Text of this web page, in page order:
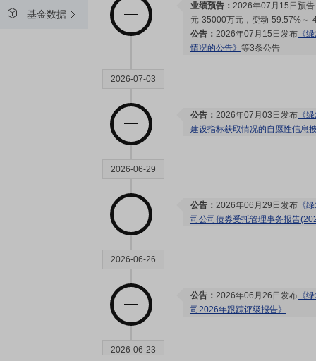
基金数据
业绩预告： 2026年07月15日预
元-35000万元，变动-59.57%～-
公告： 2026年07月15日发布 《
情况的公告》 等3条公告
2026-07-03
公告： 2026年07月03日发布 《
建设指标获取情况的自愿性信息
2026-06-29
公告： 2026年06月29日发布 《
司公司债券受托管理事务报告
2026-06-26
公告： 2026年06月26日发布 《
司2026年跟踪评级报告》
2026-06-23